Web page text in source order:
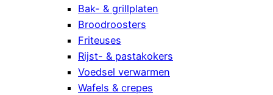
Bak- & grillplaten
Broodroosters
Friteuses
Rijst- & pastakokers
Voedsel verwarmen
Wafels & crepes